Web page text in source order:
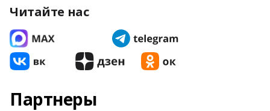
Читайте нас
Партнеры